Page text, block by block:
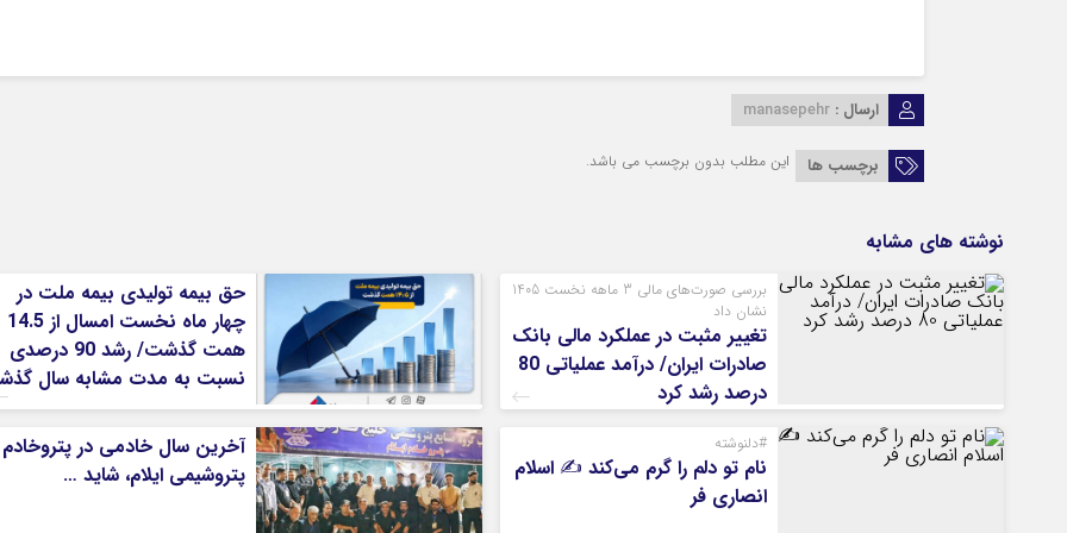
ارسال : manasepehr
برچسب ها این مطلب بدون برچسب می باشد.
نوشته های مشابه
بررسی صورت‌های مالی 3 ماهه نخست 1405
نشان داد
تغییر مثبت در عملکرد مالی بانک
صادرات ایران/ درآمد عملیاتی 80
درصد رشد کرد
حق بیمه تولیدی بیمه ملت در
چهار ماه نخست امسال از 14.5
همت گذشت/ رشد 90 درصدی
نسبت به مدت مشابه سال
#دلنوشته
نام تو دلم را گرم می‌کند ✍️ اسلام
انصاری فر
آخرین سال خادمی در پتروخادم
پتروشیمی ایلام، شاید …